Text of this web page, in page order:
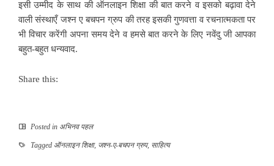
इसी उम्मीद के साथ की ऑनलाइन शिक्षा की बात करने व इसको बढ़ावा देने
वाली संस्थाएँ जश्न ए बचपन ग्रुप की तरह इसकी गुणवत्ता व रचनात्मकता पर
भी विचार करेंगी अपना समय देने व हमसे बात करने के लिए नवेंदु जी आपका
बहुत-बहुत धन्यवाद.
Share this:
Posted in अभिनव पहल
Tagged ऑनलाइन शिक्षा, जश्न-ए-बचपन ग्रुप, साहित्य